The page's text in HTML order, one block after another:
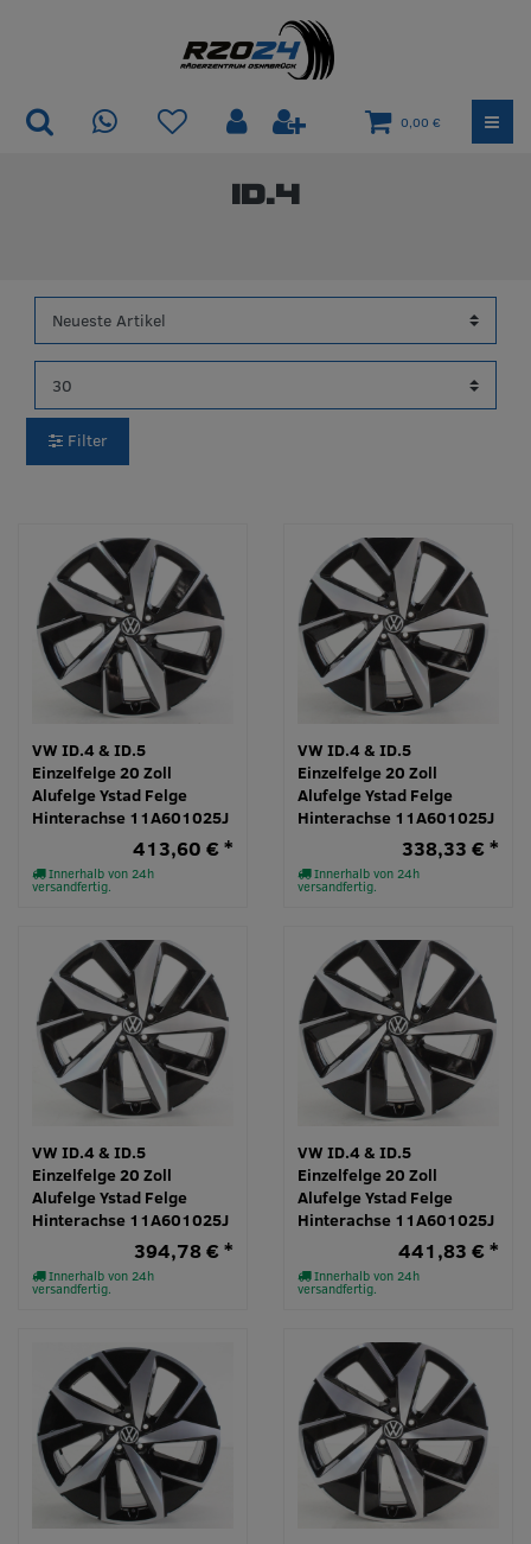
0,00 €
ID.4
Filter
VW ID.4 & ID.5
Einzelfelge 20 Zoll
Alufelge Ystad Felge
Hinterachse 11A601025J
Innerhalb von 24h
versandfertig.
413,60 € *
VW ID.4 & ID.5
Einzelfelge 20 Zoll
Alufelge Ystad Felge
Hinterachse 11A601025J
Innerhalb von 24h
versandfertig.
338,33 € *
VW ID.4 & ID.5
Einzelfelge 20 Zoll
Alufelge Ystad Felge
Hinterachse 11A601025J
Innerhalb von 24h
versandfertig.
394,78 € *
VW ID.4 & ID.5
Einzelfelge 20 Zoll
Alufelge Ystad Felge
Hinterachse 11A601025J
Innerhalb von 24h
versandfertig.
441,83 € *